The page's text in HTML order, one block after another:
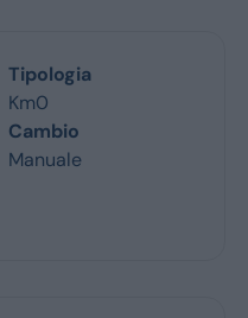
Tipologia
Km0
Cambio
Manuale